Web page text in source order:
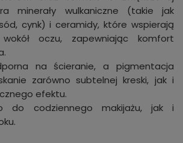
minerały wulkaniczne (takie jak
cynk) i ceramidy, które wspierają
oczu, zapewniając komfort
na ścieranie, a pigmentacja
zarówno subtelnej kreski, jak i
efektu.
do codziennego makijażu, jak i